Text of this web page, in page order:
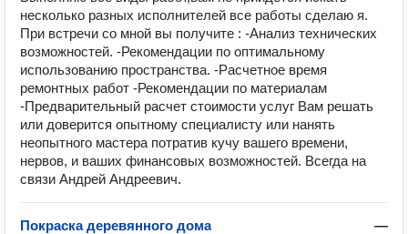
несколько разных исполнителей все работы сделаю я.
При встречи со мной вы получите : -Анализ технических
возможностей. -Рекомендации по оптимальному
использованию пространства. -Расчетное время
ремонтных работ -Рекомендации по материалам
-Предварительный расчет стоимости услуг Вам решать
или доверится опытному специалисту или нанять
неопытного мастера потратив кучу вашего времени,
нервов, и ваших финансовых возможностей. Всегда на
связи Андрей Андреевич.
Покраска деревянного дома —